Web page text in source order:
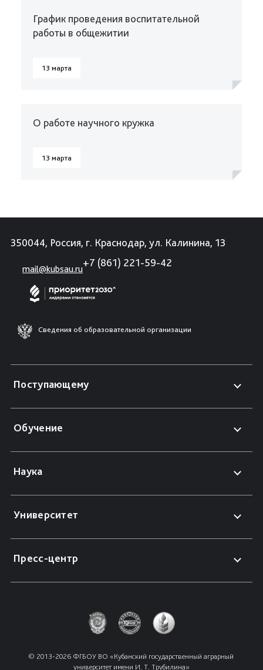
График проведения воспитательной
работы в общежитии
13 марта
О работе научного кружка
13 марта
350044, Россия, г. Краснодар, ул. Калинина, 13
mail@kubsau.ru
+7 (861) 221-59-42
Сведения об образовательной организации
Поступающему
Обучение
Наука
Университет
Пресс-центр
© 2013-2026 ФГБОУ ВО «Кубанский государственный аграрный
университет имени И. Т. Трубилина»